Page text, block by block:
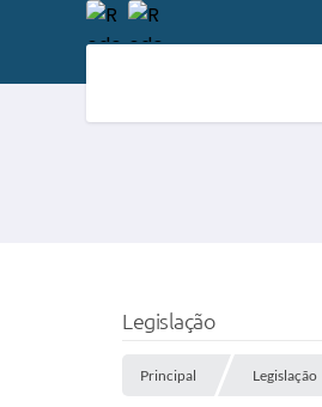
Legislação
Principal Legislação